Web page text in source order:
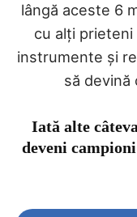
lângă aceste 6
cu alți prieteni
instrumente și
să devină
Iată alte
deveni